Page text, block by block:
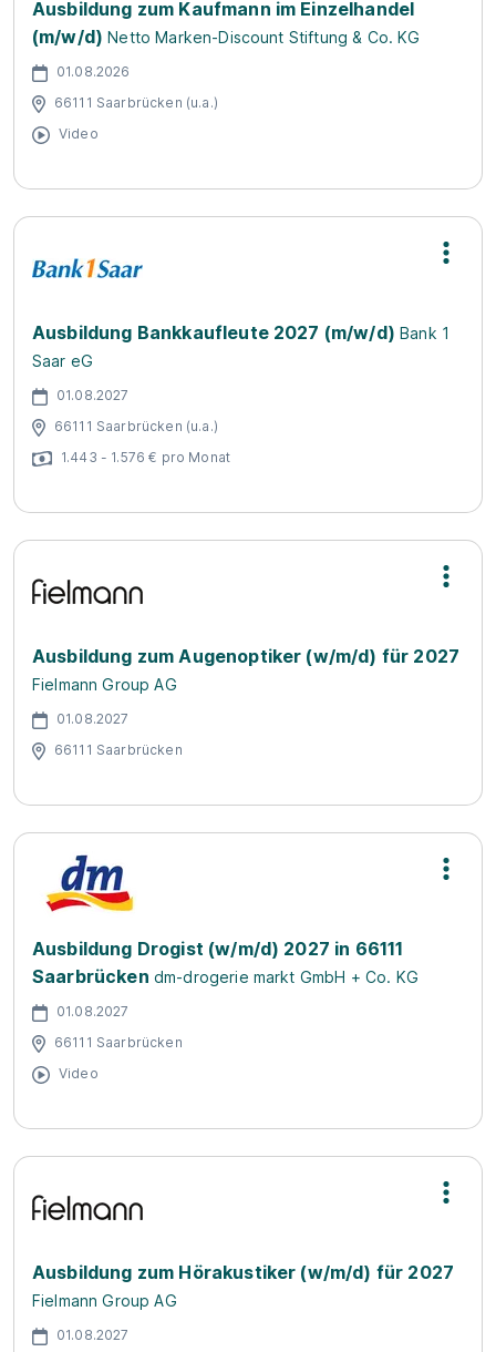
Ausbildung zum Kaufmann im Einzelhandel
(m/w/d) Netto Marken-Discount Stiftung & Co. KG
01.08.2026
66111 Saarbrücken (u.a.)
Video
Ausbildung Bankkaufleute 2027 (m/w/d) Bank 1
Saar eG
01.08.2027
66111 Saarbrücken (u.a.)
1.443 - 1.576 € pro Monat
Ausbildung zum Augenoptiker (w/m/d) für 2027
Fielmann Group AG
01.08.2027
66111 Saarbrücken
Ausbildung Drogist (w/m/d) 2027 in 66111
Saarbrücken dm-drogerie markt GmbH + Co. KG
01.08.2027
66111 Saarbrücken
Video
Ausbildung zum Hörakustiker (w/m/d) für 2027
Fielmann Group AG
01.08.2027